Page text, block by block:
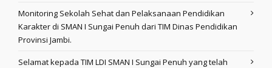
Monitoring Sekolah Sehat dan Pelaksanaan Pendidikan
Karakter di SMAN I Sungai Penuh dari TIM Dinas Pendidikan
Provinsi Jambi.
Selamat kepada TIM LDI SMAN I Sungai Penuh yang telah